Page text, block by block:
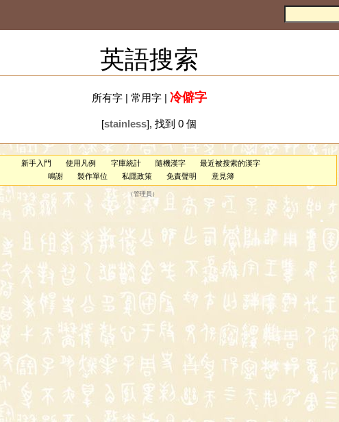
英語搜索
所有字| 常用字| 冷僻字
[stainless], 找到 0 個
新手入門 使用凡例 字庫統計 隨機漢字
最近被搜索的漢字
鳴謝
製作單位 私隱政策 免責聲明 意見簿
（管理員 ）